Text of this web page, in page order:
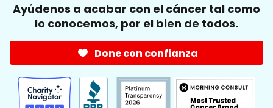
Ayúdenos a acabar con el cáncer tal como
lo conocemos, por el bien de todos.
Done con confianza